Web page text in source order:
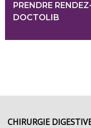
PRENDRE
DOCTOLIB
CHIRURGIE